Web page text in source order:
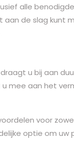
alle
de slag kunt
u bij aan
mee aan het
voor
optie om uw